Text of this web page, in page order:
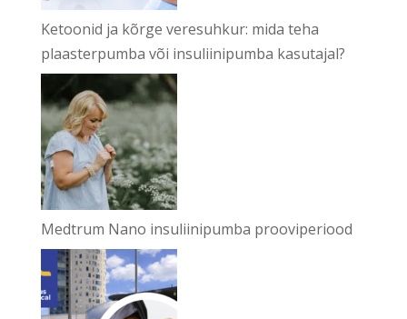
Ketoonid ja kõrge veresuhkur: mida teha
plaasterpumba või insuliinipumba kasutajal?
Medtrum Nano insuliinipumba prooviperiood